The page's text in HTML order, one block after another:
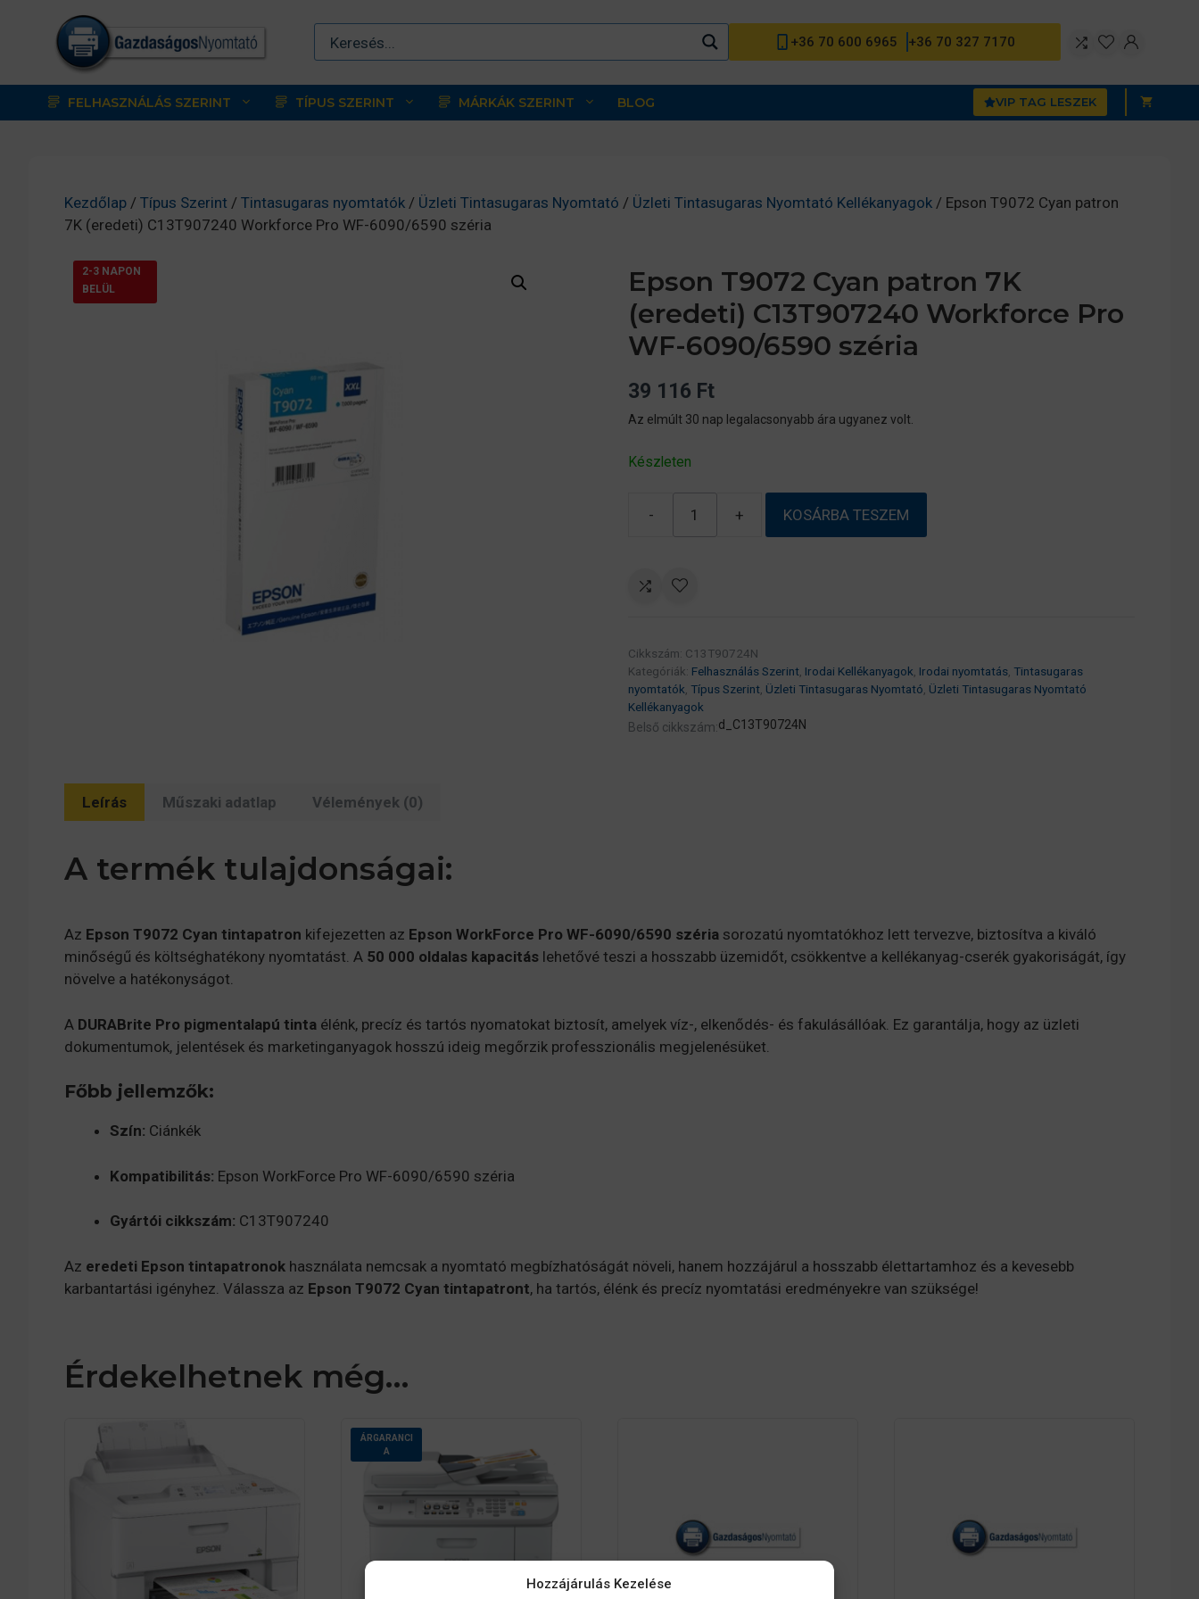
Hozzájárulás Kezelése
tartalomba
+36 70 600 6965 +36 70 327 7170
FELHASZNÁLÁS SZERINT TÍPUS SZERINT MÁRKÁK SZERINT BLOG VIP TAG LESZEK
Kezdőlap / Típus Szerint / Tintasugaras nyomtatók / Üzleti Tintasugaras Nyomtató / Üzleti Tintasugaras Nyomtató Kellékanyagok / Epson T9072 Cyan patron
7K (eredeti) C13T907240 Workforce Pro WF-6090/6590 széria
2-3 NAPON
BELÜL
Epson T9072 Cyan patron 7K
(eredeti) C13T907240 Workforce Pro
WF-6090/6590 széria
39 116 Ft
Az elmúlt 30 nap legalacsonyabb ára ugyanez volt.
Készleten
-
patron
C13T907240
Workforce
Pro
WF-
+ KOSÁRBA TESZEM
Cikkszám: C13T90724N
Kategóriák: Felhasználás Szerint, Irodai Kellékanyagok, Irodai nyomtatás, Tintasugaras
nyomtatók, Típus Szerint, Üzleti Tintasugaras Nyomtató, Üzleti Tintasugaras Nyomtató
Kellékanyagok
Belső cikkszám:d_C13T90724N
Leírás Műszaki adatlap Vélemények (0)
A termék tulajdonságai:
Az Epson T9072 Cyan tintapatron kifejezetten az Epson WorkForce Pro WF-6090/6590 széria sorozatú nyomtatókhoz lett tervezve, biztosítva a kiváló
minőségű és költséghatékony nyomtatást. A 50 000 oldalas kapacitás lehetővé teszi a hosszabb üzemidőt, csökkentve a kellékanyag-cserék gyakoriságát, így
növelve a hatékonyságot.
A DURABrite Pro pigmentalapú tinta élénk, precíz és tartós nyomatokat biztosít, amelyek víz-, elkenődés- és fakulásállóak. Ez garantálja, hogy az üzleti
dokumentumok, jelentések és marketinganyagok hosszú ideig megőrzik professzionális megjelenésüket.
Főbb jellemzők:
Szín: Ciánkék
Kompatibilitás: Epson WorkForce Pro WF-6090/6590 széria
Gyártói cikkszám: C13T907240
Az eredeti Epson tintapatronok használata nemcsak a nyomtató megbízhatóságát növeli, hanem hozzájárul a hosszabb élettartamhoz és a kevesebb
karbantartási igényhez. Válassza az Epson T9072 Cyan tintapatront, ha tartós, élénk és precíz nyomtatási eredményekre van szüksége!
Érdekelhetnek még…
ÁRGARANCI
A